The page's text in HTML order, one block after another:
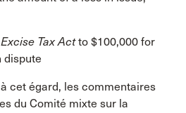
Excise Tax Actto $100,000 for
dispute
cet égard, les commentaires
du Comité mixte sur la